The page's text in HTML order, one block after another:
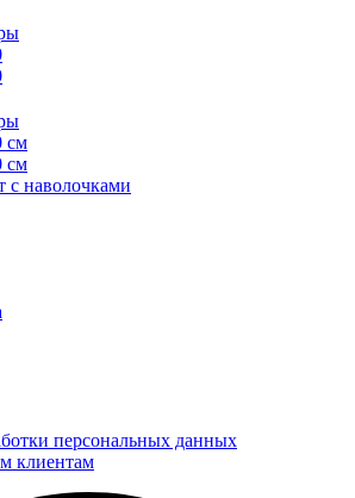
см
см
с наволочками
персональных данных
клиентам